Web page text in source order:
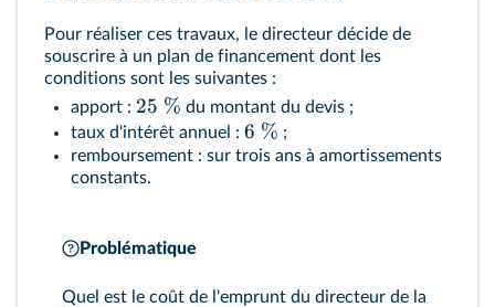
Pour réaliser ces travaux, le directeur décide de
souscrire à un plan de financement dont les
conditions sont les suivantes :
apport : 25 % du montant du devis ;
taux d'intérêt annuel : 6 % ;
remboursement : sur trois ans à amortissements
constants.
Problématique
Quel est le coût de l'emprunt du directeur de la